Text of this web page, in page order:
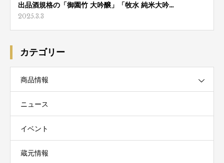
出品酒規格の「御園竹 大吟醸」「牧水 純米大吟…
2025.3.3
カテゴリー
商品情報
ニュース
イベント
蔵元情報